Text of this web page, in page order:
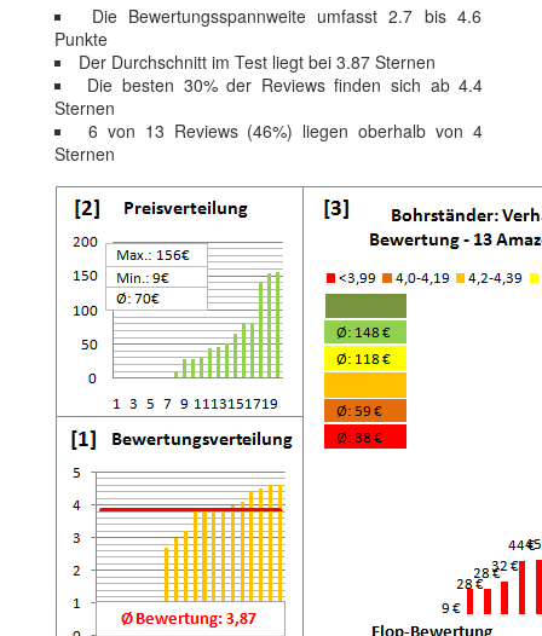
Die Bewertungsspannweite umfasst 2.7 bis 4.6
Punkte
Der Durchschnitt im Test liegt bei 3.87 Sternen
Die besten 30% der Reviews finden sich ab 4.4
Sternen
6 von 13 Reviews (46%) liegen oberhalb von 4
Sternen